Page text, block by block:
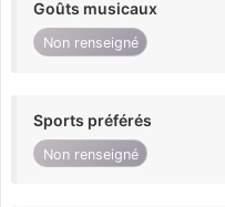
Goûts musicaux
Non renseigné
Sports préférés
Non renseigné